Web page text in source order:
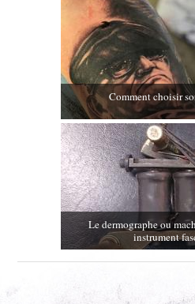
Comment choisir
Le dermographe ou
instrument